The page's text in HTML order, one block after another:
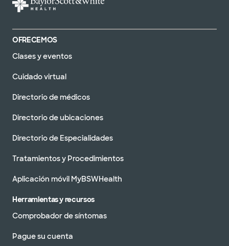
OFRECEMOS
Clases y eventos
Cuidado virtual
Directorio de médicos
Directorio de ubicaciones
Directorio de Especialidades
Tratamientos y Procedimientos
Aplicación móvil MyBSWHealth
Herramientas y recursos
Comprobador de síntomas
Pague su cuenta